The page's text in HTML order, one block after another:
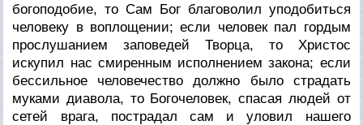
богоподобие, то Сам Бог благоволил уподобиться
человеку в воплощении; если человек пал гордым
прослушанием заповедей Творца, то Христос
искупил нас смиренным исполнением закона; если
бессильное человечество должно было страдать
муками диавола, то Богочеловек, спасая людей от
сетей врага, пострадал сам и уловил нашего